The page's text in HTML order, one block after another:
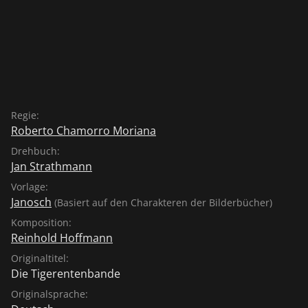
Regie:
Roberto Chamorro Moriana
Drehbuch:
Jan Strathmann
Vorlage:
Janosch (Basiert auf den Charakteren der Bilderbücher)
Komposition:
Reinhold Hoffmann
Originaltitel:
Die Tigerentenbande
Originalsprache: